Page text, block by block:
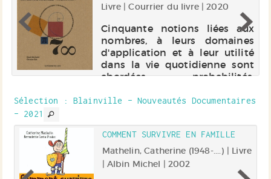
Livre | Courrier du livre | 2020
Cinquante notions liées aux
nombres, à leurs domaines
d'application et à leur utilité
dans la vie quotidienne sont
abordées : probabilités,
données, entre autres. Chaque
être ...
Sélection : Blainville - Nouveautés Documentaires
- 2021
COMMENT SURVIVRE EN FAMILLE
Mathelin, Catherine (1948-....) | Livre
| Albin Michel | 2002